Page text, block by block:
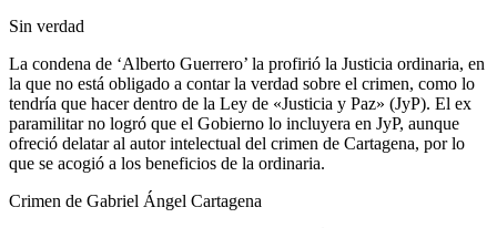
Sin verdad
La condena de ‘Alberto Guerrero’ la profirió la Justicia ordinaria, en
la que no está obligado a contar la verdad sobre el crimen, como lo
tendría que hacer dentro de la Ley de «Justicia y Paz» (JyP). El ex
paramilitar no logró que el Gobierno lo incluyera en JyP, aunque
ofreció delatar al autor intelectual del crimen de Cartagena, por lo
que se acogió a los beneficios de la ordinaria.
Crimen de Gabriel Ángel Cartagena